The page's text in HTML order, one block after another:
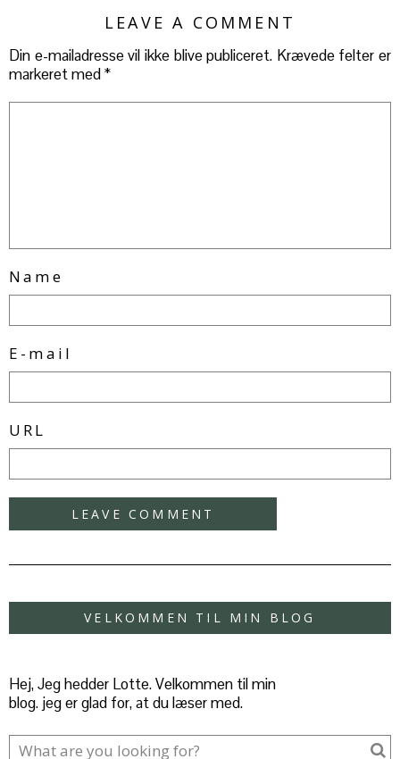
LEAVE A COMMENT
Din e-mailadresse vil ikke blive publiceret. Krævede felter er
markeret med*
Name
E-mail
URL
VELKOMMEN TIL MIN BLOG
Hej, Jeg hedder Lotte. Velkommen til min
blog. jeg er glad for, at du læser med.